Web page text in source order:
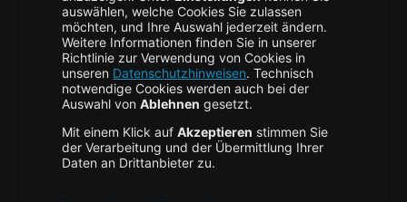
pred[dataset.val_mask]
dataset.y[dataset .
val_mask]).sum().item ()
dataset.val_mask.sum().
m ( )
    test_acc
=
pred[dataset.